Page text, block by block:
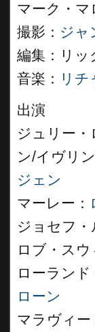
マーク・マ
撮影： ジャ
編集：リッ
音楽： リ
出演
ジュリー
ン/イヴリン
ジェン
マーレー：
ジョセフ・
ロブ・スウ
ローランド
ローン
マラヴィー